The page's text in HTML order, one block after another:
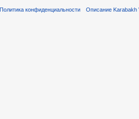
Политика конфиденциальности Описание Karabakh